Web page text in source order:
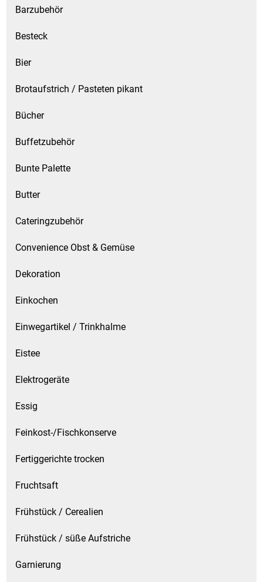
Barzubehör
Besteck
Bier
Brotaufstrich / Pasteten pikant
Bücher
Buffetzubehör
Bunte Palette
Butter
Cateringzubehör
Convenience Obst & Gemüse
Dekoration
Einkochen
Einwegartikel / Trinkhalme
Eistee
Elektrogeräte
Essig
Feinkost-/Fischkonserve
Fertiggerichte trocken
Fruchtsaft
Frühstück / Cerealien
Frühstück / süße Aufstriche
Garnierung